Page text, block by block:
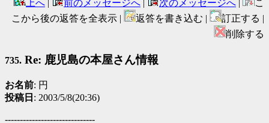
上へ | 前のメッセージへ | 次のメッセージへ |
こ
こから後の返答を全表示 |
返答を書き込む |
訂正する |
削除する
735. Re: 鹿児島の本屋さん情報
お名前: 円
投稿日 : 2003/5/8(20:36)
------------------------------